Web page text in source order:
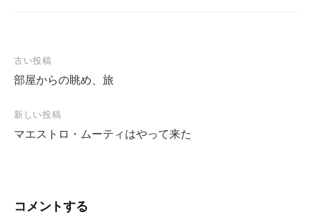
投
稿
ナ
ビ
ョ
古い投稿
部屋からの眺め、旅
新しい投稿
マエストロ・ムーティはやって来た
コメントする